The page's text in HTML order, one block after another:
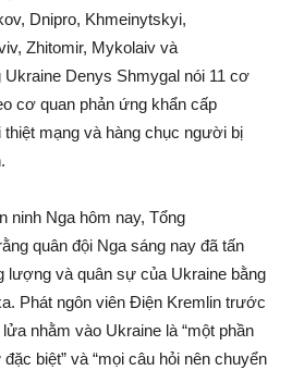
Dnipro, Khmeinytskyi,
Zhitomir, Mykolaiv và
Denys Shmygal nói 11 cơ
cơ quan phản ứng khẩn cấp
mạng và hàng chục người bị
ninh Nga hôm nay, Tổng
quân đội Nga sáng nay đã tấn
lượng và quân sự của Ukraine bằng
Phát ngôn viên Điện Kremlin trước
nhằm vào Ukraine là “một phần
biệt” và “mọi câu hỏi nên chuyển